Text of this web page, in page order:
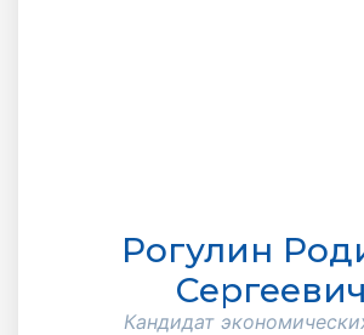
Рогулин
Сергеевич
Кандидат